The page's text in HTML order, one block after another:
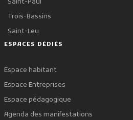
Saint-Paul
Trois-Bassins
Saint-Leu
ESPACES DÉDIÉS
Espace habitant
Espace Entreprises
Espace pédagogique
Agenda des manifestations